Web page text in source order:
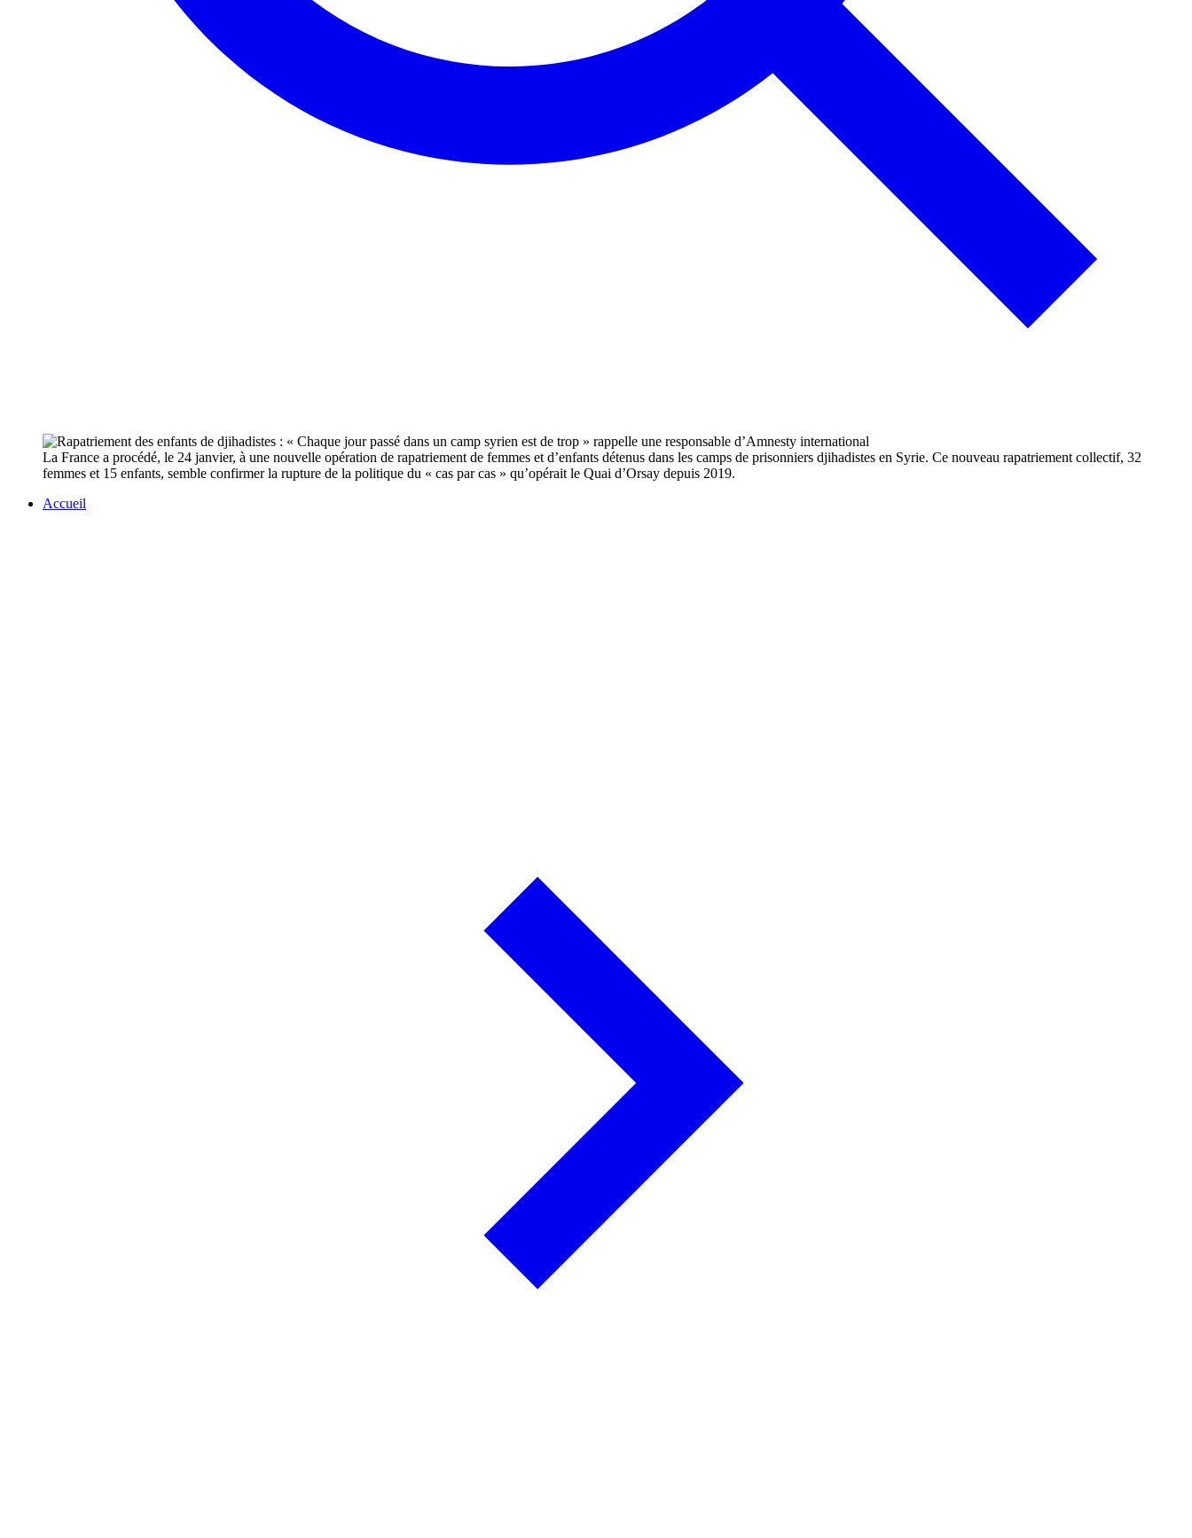
La France a procédé, le 24 janvier, à une nouvelle opération de rapatriement de femmes et d’enfants détenus dans les camps de prisonniers djihadistes en Syrie. Ce nouveau rapatriement collectif, 32
femmes et 15 enfants, semble confirmer la rupture de la politique du « cas par cas » qu’opérait le Quai d’Orsay depuis 2019.
Accueil